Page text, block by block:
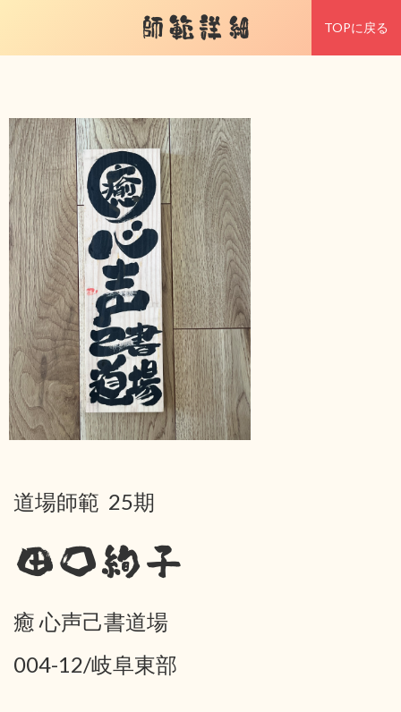
師範詳細 TOPに戻る
道場師範 25期
田口絢子
癒 心声己書道場
004-12/岐阜東部